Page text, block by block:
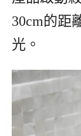
30cm的距
光。